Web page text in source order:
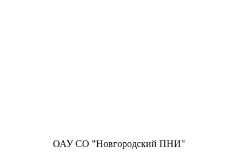
ОАУ СО "Новгородский ПНИ"